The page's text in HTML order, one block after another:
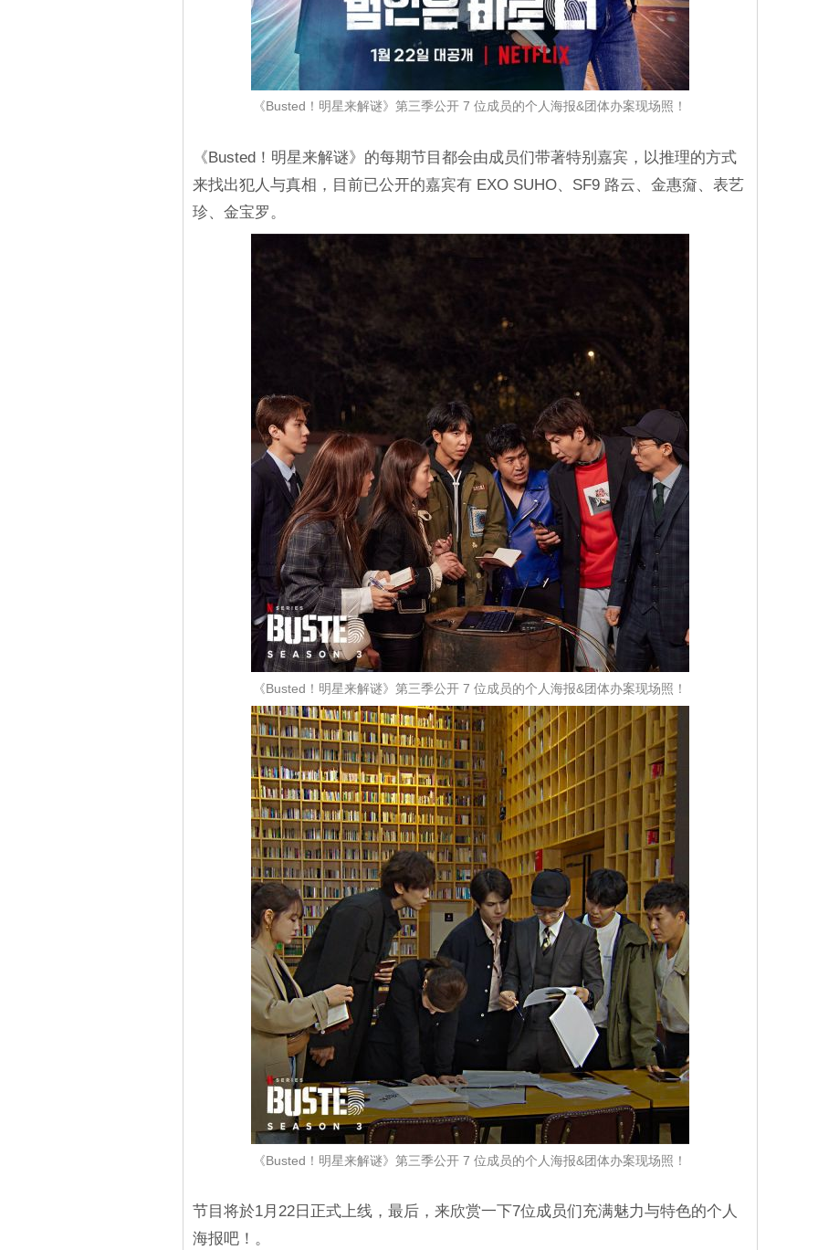
《Busted！明星来解谜》第三季公开 7 位成员的个人海报&团体办案现场照！
《Busted！明星来解谜》的每期节目都会由成员们带著特别嘉宾，以推理的方式
来找出犯人与真相，目前已公开的嘉宾有 EXO SUHO、SF9 路云、金惠奫、表艺
珍、金宝罗。
《Busted！明星来解谜》第三季公开 7 位成员的个人海报&团体办案现场照！
《Busted！明星来解谜》第三季公开 7 位成员的个人海报&团体办案现场照！
节目将於1月22日正式上线，最后，来欣赏一下7位成员们充满魅力与特色的个人
海报吧！。